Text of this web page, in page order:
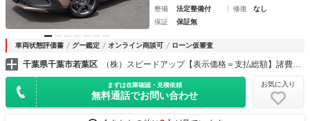
整備
法定整備付 修復
なし
保証
保証無
車両状態評価書 グー鑑定 オンライン商談可 ローン仮審査
千葉県千葉市若葉区 （株）スピードアップ【表示価格＝支払総額】諸費用コミ総額表示専門店
まずは在庫確認・見積依頼
無料通話でお問い合わせ
お気に入り